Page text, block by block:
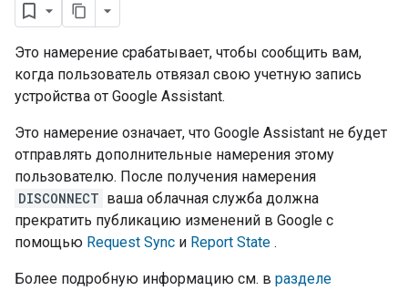
Это намерение срабатывает, чтобы сообщить вам,
когда пользователь отвязал свою учетную запись
устройства от Google Assistant.
Это намерение означает, что Google Assistant не будет
отправлять дополнительные намерения этому
пользователю. После получения намерения
DISCONNECT ваша облачная служба должна
прекратить публикацию изменений в Google с
помощью Request Sync и Report State .
Более подробную информацию см. в разделе